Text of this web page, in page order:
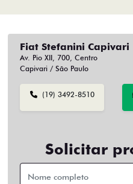
Fiat Stefanini Capivari
Av. Pio XII, 700, Centro
Capivari / São Paulo
(19) 3492-8510
Solicitar